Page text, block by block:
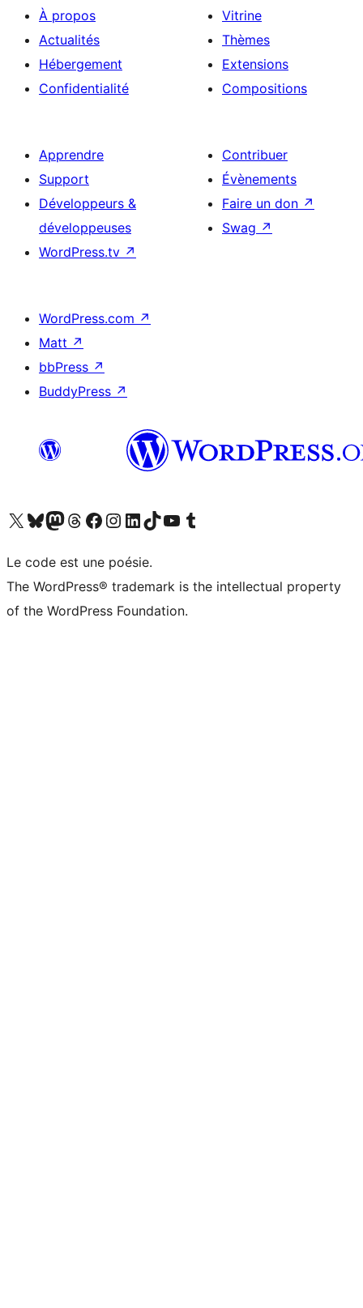
À propos
Actualités
Hébergement
Confidentialité
Vitrine
Thèmes
Extensions
Compositions
Apprendre
Support
Développeurs &
développeuses
WordPress.tv ↗
Contribuer
Évènements
Faire un don ↗
Swag ↗
WordPress.com ↗
Matt ↗
bbPress ↗
BuddyPress ↗
Visitez notre compte X (précédemment Twitter)
Visiter notre compte Bluesky
Visiter notre compte Mastodon
Visiter notre compte Threads
Consulter notre compte Facebook
Consulter notre compte Instagram
Consulter notre compte LinkedIn
Visiter notre compte TokTok
Visiter notre chaîne YouTube
Visiter notre compte Tumblr
Le code est une poésie.
The WordPress® trademark is the intellectual property
of the WordPress Foundation.